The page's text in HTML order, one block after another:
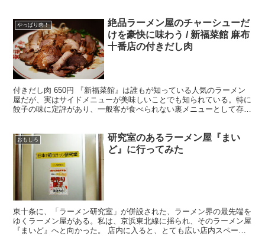
やっぱり肉！
絶品ラーメン屋のチャーシューだ
けを豪快に味わう / 新福菜館 麻布
十番店の付きだし肉
付きだし肉 650円 『新福菜館』は誰もが知っている人気のラーメン
屋だが、実はサイドメニューが美味しいことでも知られている。特に
餃子の味に定評があり、一般客が食べられない裏メニューとして存在
おもしろ
研究室のあるラーメン屋『まい
ど』に行ってみた
東十条に、「ラーメン研究室」が併設された、ラーメン界の最先端を
ゆくラーメン屋がある。私は、京浜東北線に揺られ、そのラーメン屋
『まいど』へと向かった。 店内に入ると、とても広い店内スペー